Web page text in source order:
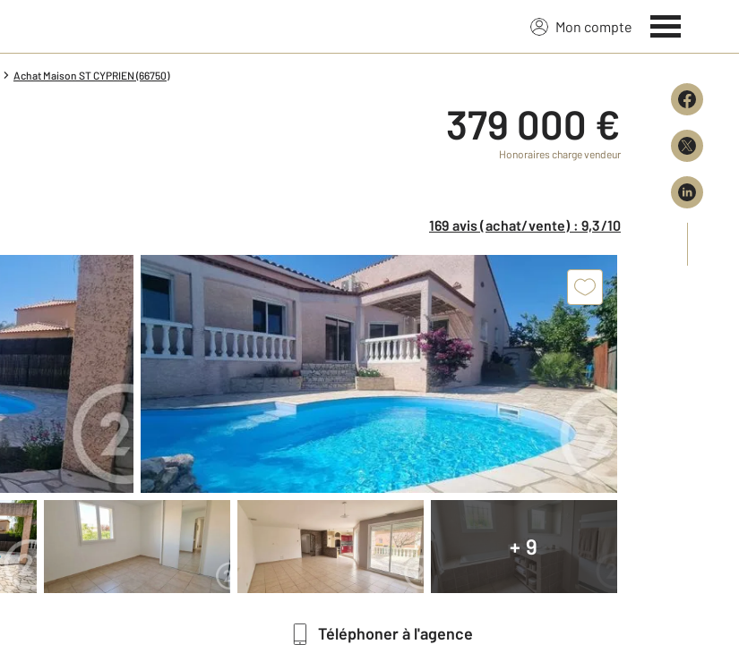
Mon compte
Achat Maison ST CYPRIEN (66750)
379 000 €
Honoraires charge vendeur
169 avis (achat/vente) : 9,3/10
+ 9
Téléphoner à l'agence